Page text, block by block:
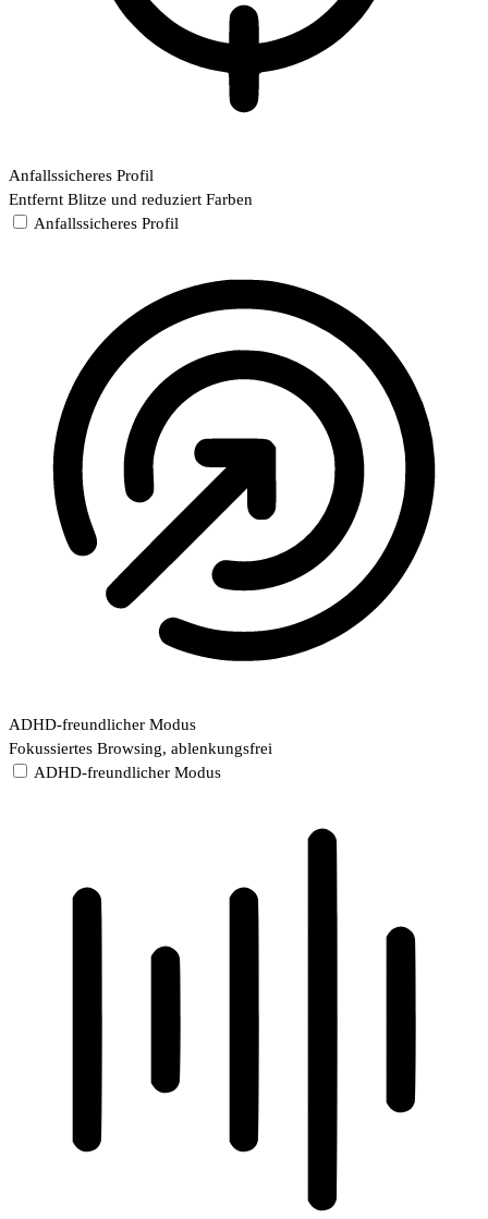
Anfallssicheres Profil
Entfernt Blitze und reduziert Farben
Anfallssicheres Profil
ADHD-freundlicher Modus
Fokussiertes Browsing, ablenkungsfrei
ADHD-freundlicher Modus